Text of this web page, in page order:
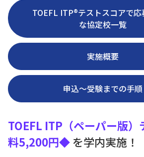
TOEFL ITP®テストスコアで
な協定校一覧
実施概要
申込～受験までの手順
TOEFL ITP（ペーパー版
料5,200円◆を学内実施！